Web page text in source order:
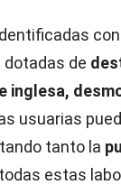
dotadas de
inglesa,
usuarias
tanto la
estas